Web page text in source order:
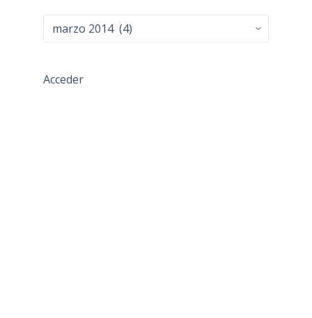
Acceder